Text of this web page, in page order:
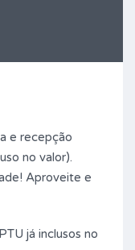
e recepção
no valor).
Aproveite e
já inclusos no